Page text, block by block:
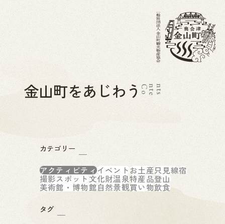
金山町をあじわうC
o
n
t
e
n
t s
カテゴリー
アクティビティイベントお土産只見線宿
撮影スポット文化財温泉特産品登山
美術館・博物館自然景観買い物飲食
タグ